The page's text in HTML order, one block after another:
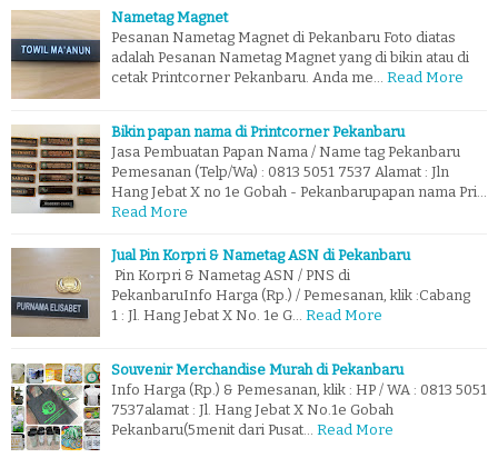
Nametag Magnet
Pesanan Nametag Magnet di Pekanbaru Foto diatas
adalah Pesanan Nametag Magnet yang di bikin atau di
cetak Printcorner Pekanbaru. Anda me…
Read More
Bikin papan nama di Printcorner Pekanbaru
Jasa Pembuatan Papan Nama / Name tag Pekanbaru
Pemesanan (Telp/Wa) : 0813 5051 7537 Alamat : Jln
Hang Jebat X no 1e Gobah - Pekanbarupapan nama Pri…
Read More
Jual Pin Korpri & Nametag ASN di Pekanbaru
Pin Korpri & Nametag ASN / PNS di
PekanbaruInfo Harga (Rp.) / Pemesanan, klik :Cabang
1 : Jl. Hang Jebat X No. 1e G…
Read More
Souvenir Merchandise Murah di Pekanbaru
Info Harga (Rp.) & Pemesanan, klik : HP / WA : 0813 5051
7537alamat : Jl. Hang Jebat X No.1e Gobah
Pekanbaru(5menit dari Pusat…
Read More